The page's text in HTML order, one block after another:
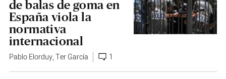
de balas de goma en
España viola la
normativa
internacional
Pablo Elorduy,Ter García 1